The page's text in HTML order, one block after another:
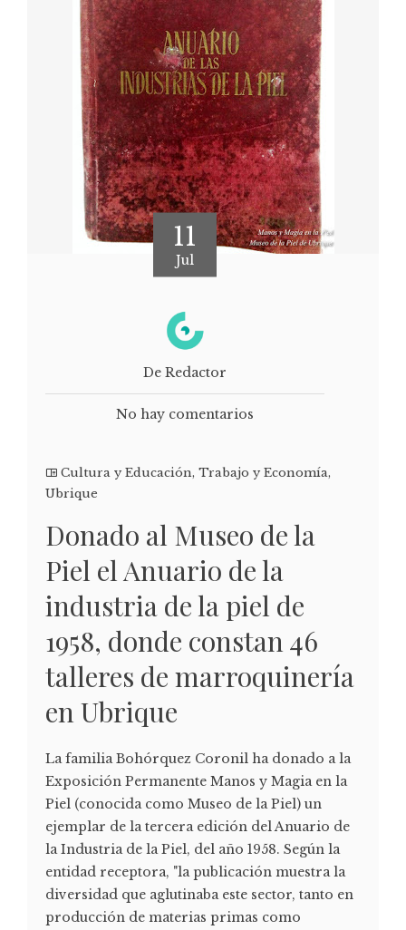
11
Jul
De Redactor
No hay comentarios
Cultura y Educación, Trabajo y Economía,
Ubrique
Donado al Museo de la
Piel el Anuario de la
industria de la piel de
1958, donde constan 46
talleres de marroquinería
en Ubrique
La familia Bohórquez Coronil ha donado a la
Exposición Permanente Manos y Magia en la
Piel (conocida como Museo de la Piel) un
ejemplar de la tercera edición del Anuario de
la Industria de la Piel, del año 1958. Según la
entidad receptora, "la publicación muestra la
diversidad que aglutinaba este sector, tanto en
producción de materias primas como